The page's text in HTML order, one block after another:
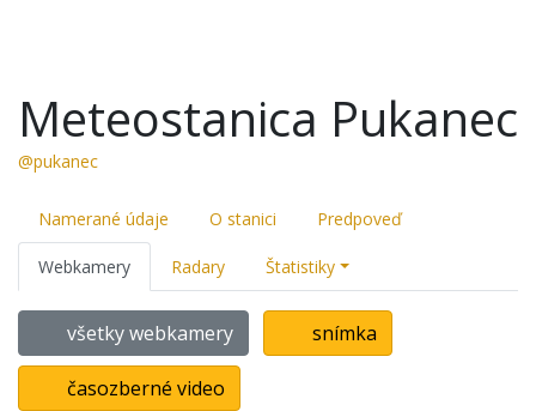
Meteostanica Pukanec
@pukanec
Namerané údaje O stanici Predpoveď
Webkamery Radary Štatistiky
všetky webkamery snímka
časozberné video